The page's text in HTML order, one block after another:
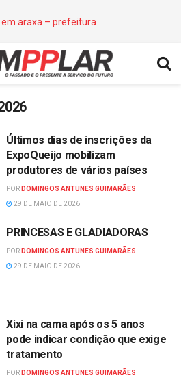
Últimos dias de inscrições da
ExpoQueijo mobilizam
produtores de vários países
POR DOMINGOS ANTUNES GUIMARÃES
29 DE MAIO DE 2026
PRINCESAS E GLADIADORAS
POR DOMINGOS ANTUNES GUIMARÃES
29 DE MAIO DE 2026
Xixi na cama após os 5 anos
pode indicar condição que exige
tratamento
POR DOMINGOS ANTUNES GUIMARÃES